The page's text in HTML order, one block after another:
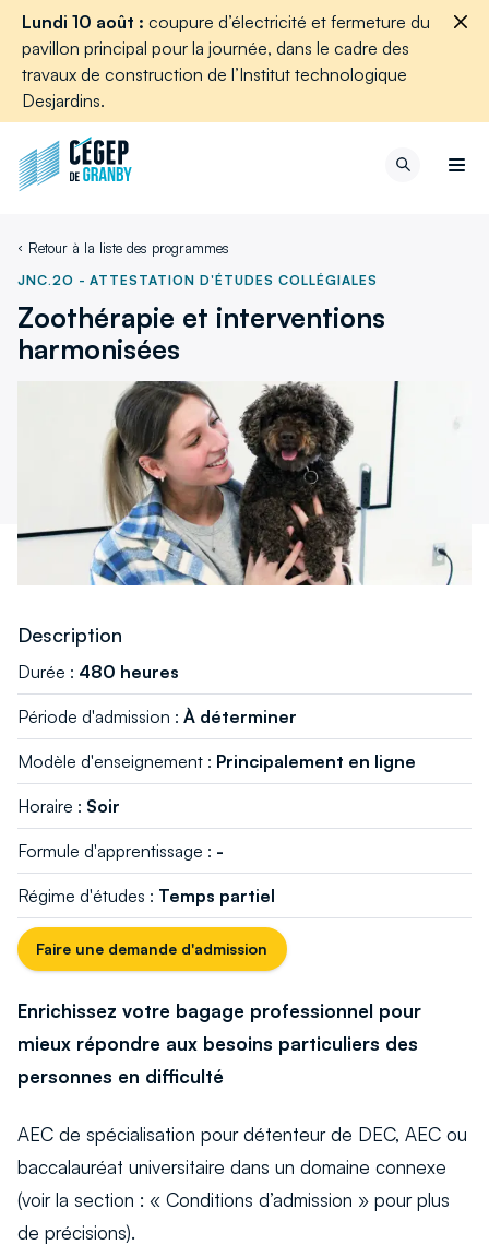
Aller au contenu
Lundi 10 août : coupure d’électricité et fermeture du
pavillon principal pour la journée, dans le cadre des
travaux de construction de l’Institut technologique
Desjardins.
d'accueil
du
site
Retour à la liste des programmes
Zoothérapie et interventions
harmonisées
JNC.2O - ATTESTATION D'ÉTUDES COLLÉGIALES
Description
Durée : 480 heures
Période d'admission : À déterminer
Modèle d'enseignement : Principalement en ligne
Horaire : Soir
Formule d'apprentissage : -
Régime d'études : Temps partiel
Faire une demande d'admission
Enrichissez votre bagage professionnel pour
mieux répondre aux besoins particuliers des
personnes en difficulté
AEC de spécialisation pour détenteur de DEC, AEC ou
baccalauréat universitaire dans un domaine connexe
(voir la section : « Conditions d’admission » pour plus
de précisions).